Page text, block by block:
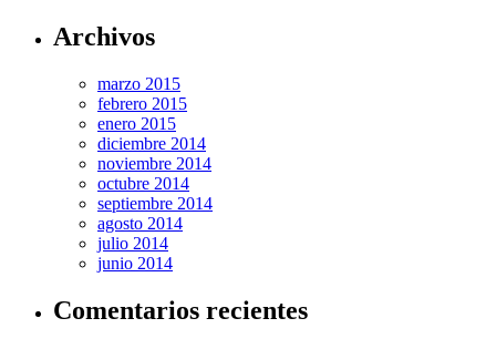
Archivos
marzo 2015
febrero 2015
enero 2015
diciembre 2014
noviembre 2014
octubre 2014
septiembre 2014
agosto 2014
julio 2014
junio 2014
Comentarios recientes